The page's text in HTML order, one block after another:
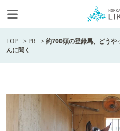
TOP > PR >約700頭の登録馬、どうや
んに聞く